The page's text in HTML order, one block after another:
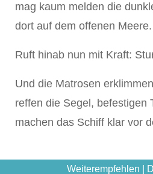
mag kaum melden die
dort auf dem offenen Meere.
Ruft hinab nun mit Kraft:
Und die Matrosen
reffen die Segel, befestigen
machen das Schiff klar vor
Weiterempfehlen